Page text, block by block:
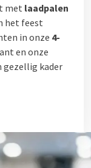
met laadpalen
het feest
in onze 4-
en onze
gezellig kader